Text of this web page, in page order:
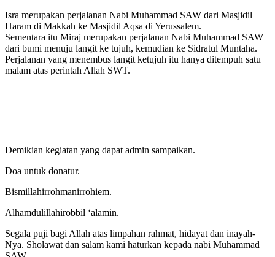
Isra merupakan perjalanan Nabi Muhammad SAW dari Masjidil
Haram di Makkah ke Masjidil Aqsa di Yerussalem.
Sementara itu Miraj merupakan perjalanan Nabi Muhammad SAW
dari bumi menuju langit ke tujuh, kemudian ke Sidratul Muntaha.
Perjalanan yang menembus langit ketujuh itu hanya ditempuh satu
malam atas perintah Allah SWT.
Demikian kegiatan yang dapat admin sampaikan.
Doa untuk donatur.
Bismillahirrohmanirrohiem.
Alhamdulillahirobbil ‘alamin.
Segala puji bagi Allah atas limpahan rahmat, hidayat dan inayah-
Nya. Sholawat dan salam kami haturkan kepada nabi Muhammad